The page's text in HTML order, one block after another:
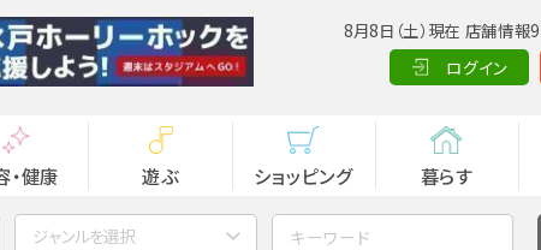
8月8日（土）現在 店舗情
ログイン
・健康 遊ぶ ショッピング 暮らす
ジャンルを選択